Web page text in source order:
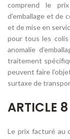
comprend le
d’emballage et de
et de mise en
pour tous les
anomalie
traitement
peuvent faire
surtaxe de
ARTICLE
Le prix facturé au